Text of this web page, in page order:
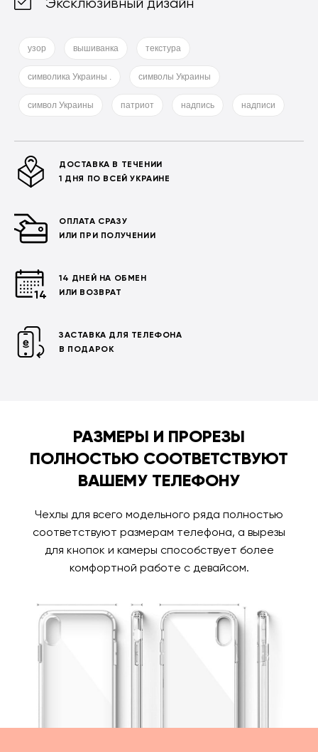
узор вышиванка текстура
символика Украины . символы Украины
символ Украины патриот надпись надписи
ДОСТАВКА В ТЕЧЕНИИ
1 ДНЯ ПО ВСЕЙ УКРАИНЕ
ОПЛАТА СРАЗУ
ИЛИ ПРИ ПОЛУЧЕНИИ
14 ДНЕЙ НА ОБМЕН
ИЛИ ВОЗВРАТ
ЗАСТАВКА ДЛЯ ТЕЛЕФОНА
В ПОДАРОК
РАЗМЕРЫ И ПРОРЕЗЫ
ПОЛНОСТЬЮ СООТВЕТСТВУЮТ
ВАШЕМУ ТЕЛЕФОНУ
Чехлы для всего модельного ряда полностью
соответствуют размерам телефона, а вырезы
для кнопок и камеры способствует более
комфортной работе с девайсом.